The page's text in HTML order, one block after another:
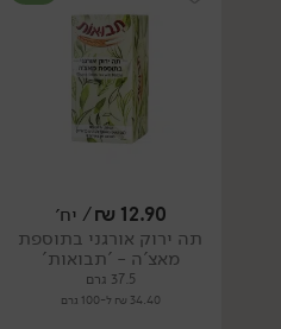
12.90
₪/ יח׳
תה ירוק אורגני בתוספת
מאצ'ה - 'תבואות'
37.5 גרם
34.40 ₪ ל-100 גרם